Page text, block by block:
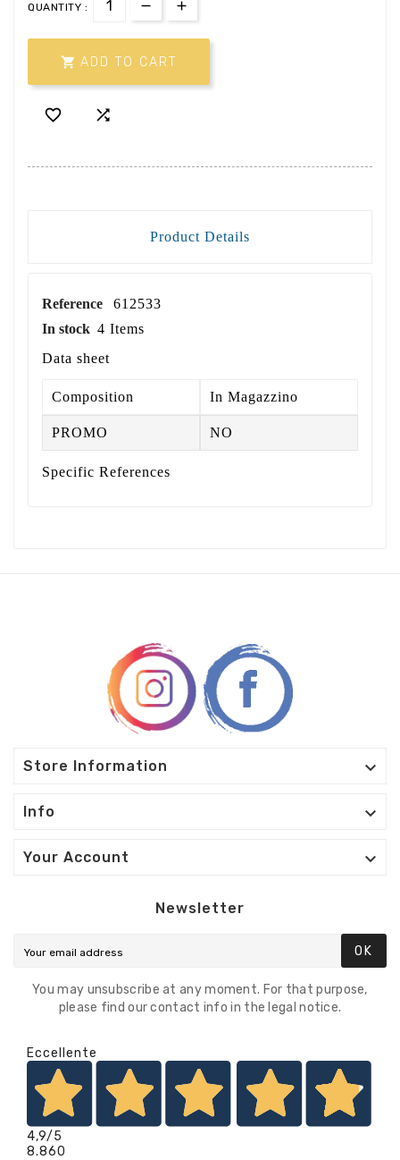
QUANTITY :
 ADD TO CART
 
Product Details
Reference
612533
In stock 4 Items
Data sheet
Composition In Magazzino
PROMO NO
Specific References
Store Information 
Info 
Your Account 
Newsletter
OK
You may unsubscribe at any moment. For that purpose,
please find our contact info in the legal notice.
Eccellente
4,9/5
8.860